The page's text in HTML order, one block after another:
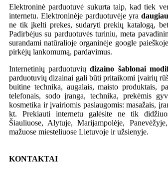
Elektroninė parduotuvė sukurta taip, kad tiek
internetu. Elektroninėje parduotuvėje yra
ne tik įkelti prekes, sudaryti prekių katalogą,
Padirbėjus su parduotuvės turiniu, meta
surandami natūralioje organinėje google
pirkėjų lankomumą, pardavimus.
Internetinių parduotuviųdizaino šablonai
parduotuvių dizainai gali būti pritaikomi įvairių
buitine technika, augalais, maisto produktais,
telefonais, sodo įranga, technika, prekėmis
kosmetika ir įvairiomis paslaugomis: masažais,
kt. Prekiauti internetu galėsite ne tik
Šiauliuose, Alytuje, Marijampolėje,
mažuose miesteliuose Lietuvoje ir užsienyje.
KONTAKTAI